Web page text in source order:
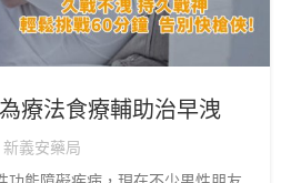
療法食療輔助治早洩
新義安藥局